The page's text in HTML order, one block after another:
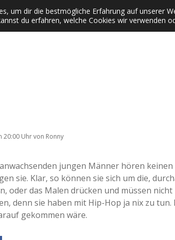
Menü öffnen
Disco Dates Instagrams Contact
20:00 Uhrvon Ronny
jungen Männer hören keinen
sie. Klar, so können sie sich um die,
oder das Malen drücken und müssen nicht
denn sie haben mit Hip-Hop ja nix zu tun.
gekommen wäre.
um dir die bestmögliche Erfahrung auf unserer
du erfahren, welche Cookies wir verwenden